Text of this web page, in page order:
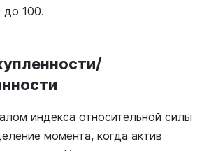
до 100.
индекса относительной силы
момента, когда актив